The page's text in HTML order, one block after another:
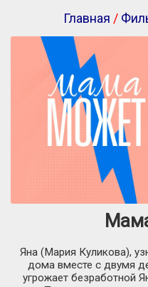
Главная /
Яна (Мария Куликова),
дома вместе с двумя
угрожает безработной